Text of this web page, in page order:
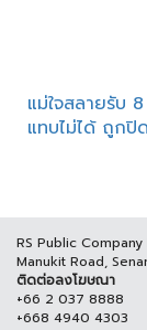
แม่ใจสลายรับ
แทบไม่ได้ ถูก
RS Public
Manukit Road,
ติดต่อลงโฆษณา
+66 2 037 8888
+668 4940 4303